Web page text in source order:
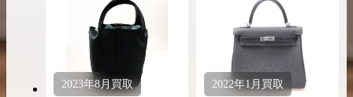
2023年8月買取 2022年1月 買取